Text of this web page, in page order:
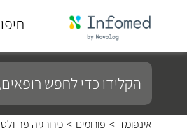
סוף
התפריט
הקלידו
כדי
לחפש
רופאים,
מידע
מקצועי,
אינפומד > פורומים > כירורגיה פה